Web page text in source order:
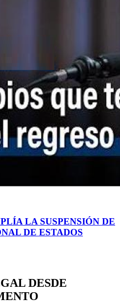
LA SUSPENSIÓN DE
DE ESTADOS
DESDE